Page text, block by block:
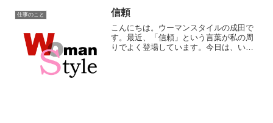
りたいため、少人数６...
仕事のこと 信頼
こんにちは。ウーマンスタイルの成田で
す。最近、「信頼」という言葉が私の周
りでよく登場しています。今日は、いろ